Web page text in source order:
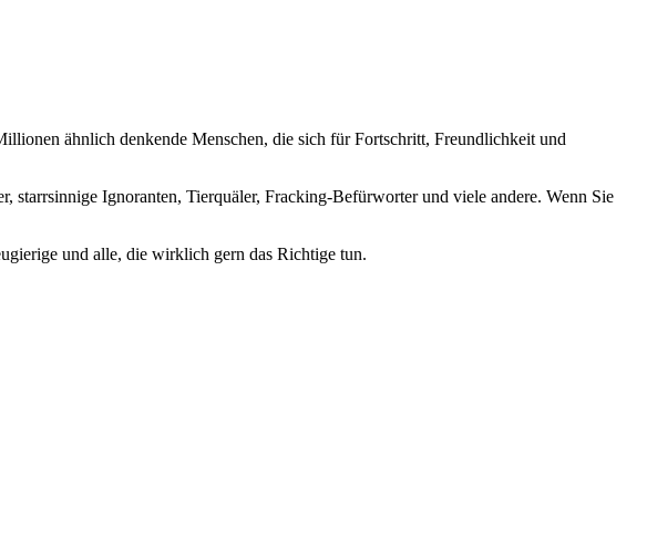
ähnlich denkende Menschen, die sich für Fortschritt, Freundlichkeit und
starrsinnige Ignoranten, Tierquäler, Fracking-Befürworter und viele andere. Wenn Sie
und alle, die wirklich gern das Richtige tun.